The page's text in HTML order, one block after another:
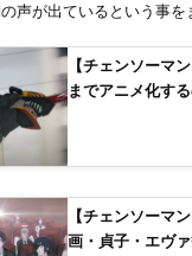
声が出ているという事を
【チェンソーマ
までアニメ化す
【チェンソーマ
画・貞子・エヴ